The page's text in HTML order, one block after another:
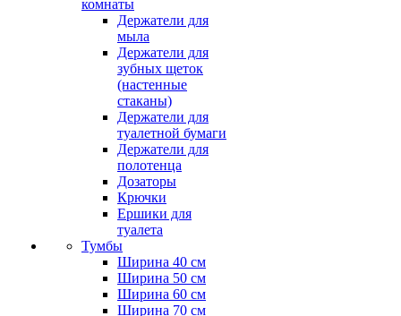
комнаты
Держатели для
мыла
Держатели для
зубных щеток
(настенные
стаканы)
Держатели для
туалетной бумаги
Держатели для
полотенца
Дозаторы
Крючки
Ершики для
туалета
Тумбы
Ширина 40 см
Ширина 50 см
Ширина 60 см
Ширина 70 см